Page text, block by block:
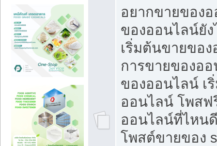
อยากขายของ
ของออนไลน์ยั
เริ่มต้นขายของ
การขายของอ
ของออนไลน์ เ
ออนไลน์ โพสฟ
ออนไลน์ที่ไหน
โพสต์ขายของ